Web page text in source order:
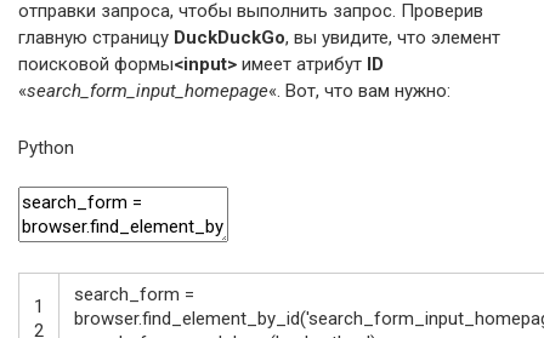
отправки запроса, чтобы выполнить запрос. Проверив
главную страницу DuckDuckGo, вы увидите, что элемент
поисковой формы<input> имеет атрибут ID
«search_form_input_homepage«. Вот, что вам нужно:
Python
1
2
search_form =
browser.find_element_by_id(